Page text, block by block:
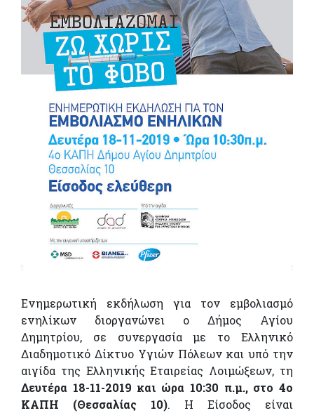
Ενημερωτική εκδήλωση για τον εμβολιασμό
ενηλίκων διοργανώνει ο Δήμος Αγίου
Δημητρίου, σε συνεργασία με το Ελληνικό
Διαδημοτικό Δίκτυο Υγιών Πόλεων και υπό την
αιγίδα της Ελληνικής Εταιρείας Λοιμώξεων, τη
Δευτέρα 18-11-2019 και ώρα 10:30 π.μ., στο 4ο
ΚΑΠΗ (Θεσσαλίας 10). Η Είσοδος είναι